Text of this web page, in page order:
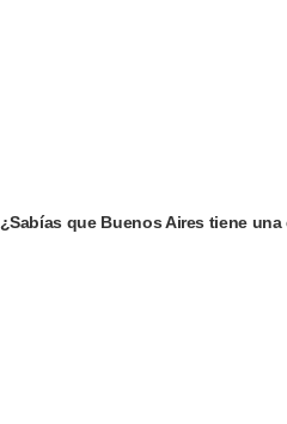
¿Sabías que Buenos Aires tiene